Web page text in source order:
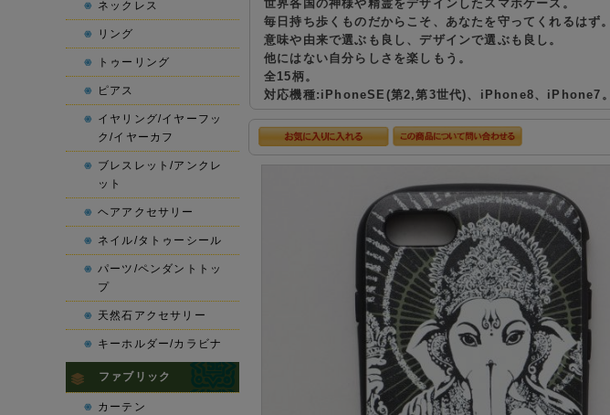
世界各国の神様や精霊をデザインしたスマホケース。
毎日持ち歩くものだからこそ、あなたを守ってくれるはず。
意味や由来で選ぶも良し、デザインで選ぶも良し。
他にはない自分らしさを楽しもう。
全15柄。
対応機種:iPhoneSE(第2,第3世代)、iPhone8、iPhone7。
ネックレス
リング
トゥーリング
ピアス
イヤリング/イヤーフッ
ク/イヤーカフ
ブレスレット/アンクレ
ット
ヘアアクセサリー
ネイル/タトゥーシール
パーツ/ペンダントトッ
プ
天然石アクセサリー
キーホルダー/カラビナ
ファブリック
カーテン